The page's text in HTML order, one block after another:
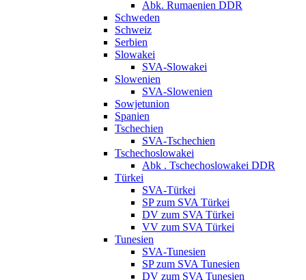
Abk. Rumaenien DDR
Schweden
Schweiz
Serbien
Slowakei
SVA-Slowakei
Slowenien
SVA-Slowenien
Sowjetunion
Spanien
Tschechien
SVA-Tschechien
Tschechoslowakei
Abk . Tschechoslowakei DDR
Türkei
SVA-Türkei
SP zum SVA Türkei
DV zum SVA Türkei
VV zum SVA Türkei
Tunesien
SVA-Tunesien
SP zum SVA Tunesien
DV zum SVA Tunesien